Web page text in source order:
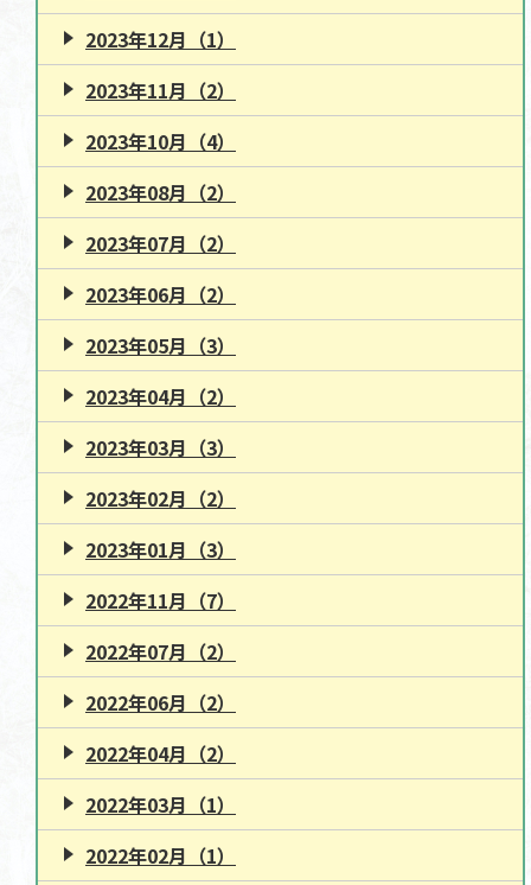
2023年12月（1）
2023年11月（2）
2023年10月（4）
2023年08月（2）
2023年07月（2）
2023年06月（2）
2023年05月（3）
2023年04月（2）
2023年03月（3）
2023年02月（2）
2023年01月（3）
2022年11月（7）
2022年07月（2）
2022年06月（2）
2022年04月（2）
2022年03月（1）
2022年02月（1）